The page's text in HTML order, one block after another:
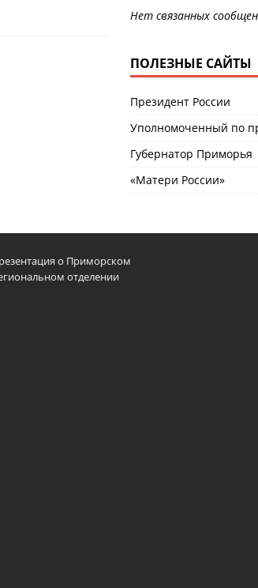
Нет связанных
ПОЛЕЗНЫЕ САЙТЫ
Президент России
Уполномоченный по
Губернатор Приморья
«Матери России»
о Приморском
отделении